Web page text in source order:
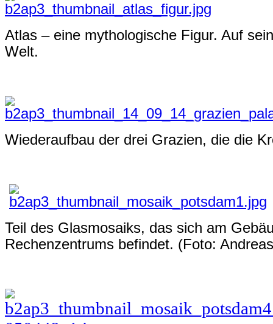
Atlas – eine mythologische Figur. Auf
Welt.
Wiederaufbau der drei Grazien, die die
Teil des Glasmosaiks, das sich am
Rechenzentrums befindet. (Foto: